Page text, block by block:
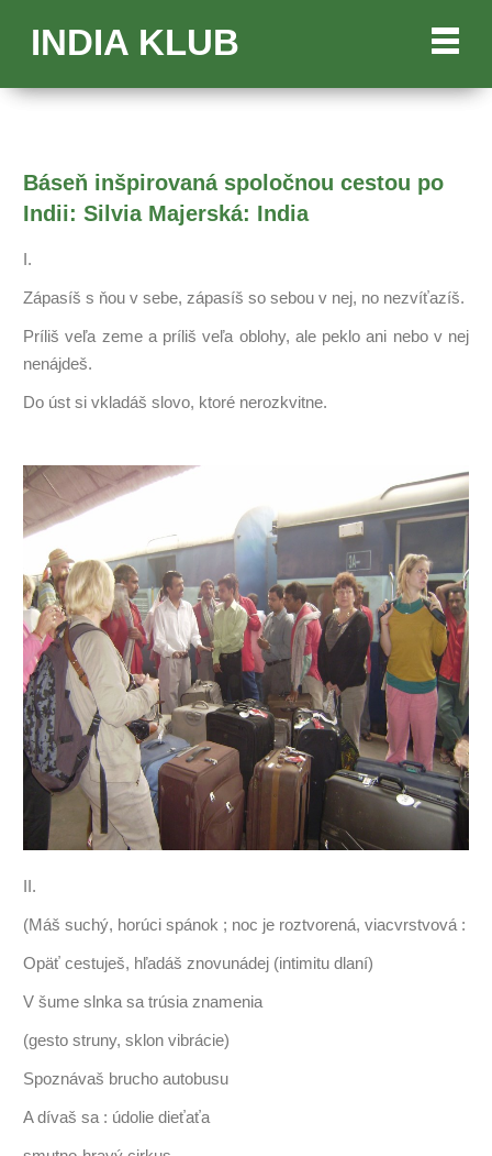
INDIA KLUB
Báseň inšpirovaná spoločnou cestou po
Indii: Silvia Majerská: India
I.
Zápasíš s ňou v sebe, zápasíš so sebou v nej, no nezvíťazíš.
Príliš veľa zeme a príliš veľa oblohy, ale peklo ani nebo v nej
nenájdeš.
Do úst si vkladáš slovo, ktoré nerozkvitne.
II.
(Máš suchý, horúci spánok ; noc je roztvorená, viacvrstvová :
Opäť cestuješ, hľadáš znovunádej (intimitu dlaní)
V šume slnka sa trúsia znamenia
(gesto struny, sklon vibrácie)
Spoznávaš brucho autobusu
A dívaš sa : údolie dieťaťa